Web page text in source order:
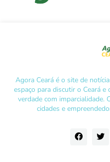
Agora Ceará é o site de
espaço para discutir o Ceará
verdade com imparcialidade.
cidades e